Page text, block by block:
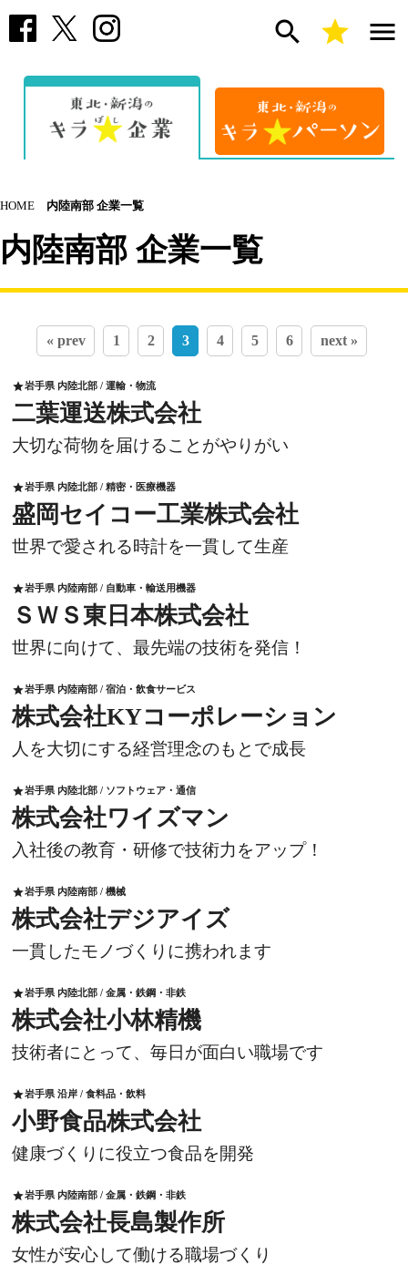
search star menu
HOME 内陸南部 企業一覧
内陸南部 企業一覧
« prev 1 2 3 4 5 6 next »
star岩手県 内陸北部 / 運輸・物流
二葉運送株式会社
大切な荷物を届けることがやりがい
star岩手県 内陸北部 / 精密・医療機器
盛岡セイコー工業株式会社
世界で愛される時計を一貫して生産
star岩手県 内陸南部 / 自動車・輸送用機器
ＳＷＳ東日本株式会社
世界に向けて、最先端の技術を発信！
star岩手県 内陸南部 / 宿泊・飲食サービス
株式会社KYコーポレーション
人を大切にする経営理念のもとで成長
star岩手県 内陸北部 / ソフトウェア・通信
株式会社ワイズマン
入社後の教育・研修で技術力をアップ！
star岩手県 内陸南部 / 機械
株式会社デジアイズ
一貫したモノづくりに携われます
star岩手県 内陸北部 / 金属・鉄鋼・非鉄
株式会社小林精機
技術者にとって、毎日が面白い職場です
star岩手県 沿岸 / 食料品・飲料
小野食品株式会社
健康づくりに役立つ食品を開発
star岩手県 内陸南部 / 金属・鉄鋼・非鉄
株式会社長島製作所
女性が安心して働ける職場づくり